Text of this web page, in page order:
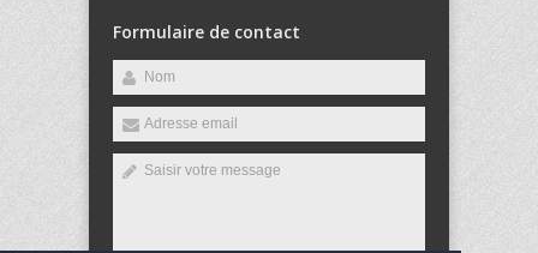
Formulaire de contact